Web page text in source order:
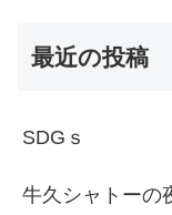
最近の投稿
SDGｓ
牛久シャトーの